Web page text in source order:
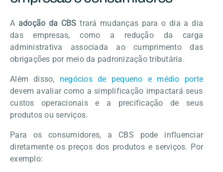
A adoção da CBStrará mudanças para o dia a dia
das empresas, como a redução da carga
administrativa associada ao cumprimento das
obrigações por meio da padronização tributária.
Além disso, negócios de pequeno e médio porte
devem avaliar como a simplificação impactará seus
custos operacionais e a precificação de seus
produtos ou serviços.
Para os consumidores, a CBS pode influenciar
diretamente os preços dos produtos e serviços. Por
exemplo: